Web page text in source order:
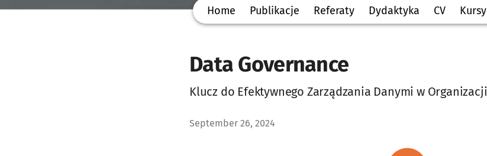
Home Publikacje Referaty Dydaktyka CV Kursy
Data Governance
Klucz do Efektywnego Zarządzania Danymi w Organizacji
September 26, 2024